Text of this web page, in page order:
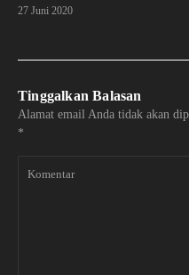
27 Juni 2020
Tinggalkan Balasan
Alamat email Anda tidak akan
*